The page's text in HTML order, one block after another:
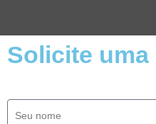
Solicite